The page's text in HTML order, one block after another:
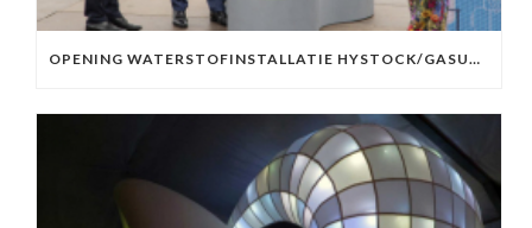
OPENING WATERSTOFINSTALLATIE HYSTOCK/GASUNIE